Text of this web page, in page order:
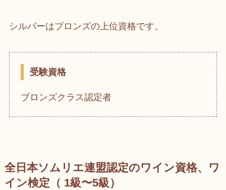
シルバーはブロンズの上位資格です。
受験資格
ブロンズクラス認定者
全日本ソムリエ連盟認定のワイン資格、ワ
イン検定（ 1級〜5級）